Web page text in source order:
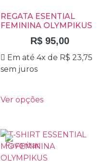
REGATA ESENTIAL
FEMININA OLYMPIKUS
R$95,00
Em até 4x de R$ 23,75
sem juros
Ver opções